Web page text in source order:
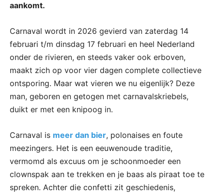
aankomt.
Carnaval wordt in 2026 gevierd van zaterdag 14
februari t/m dinsdag 17 februari en heel Nederland
onder de rivieren, en steeds vaker ook erboven,
maakt zich op voor vier dagen complete collectieve
ontsporing. Maar wat vieren we nu eigenlijk? Deze
man, geboren en getogen met carnavalskriebels,
duikt er met een knipoog in.
Carnaval is meer dan bier, polonaises en foute
meezingers. Het is een eeuwenoude traditie,
vermomd als excuus om je schoonmoeder een
clownspak aan te trekken en je baas als piraat toe te
spreken. Achter die confetti zit geschiedenis,